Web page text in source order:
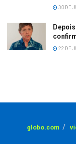
30 DE
22 DE
globo.com